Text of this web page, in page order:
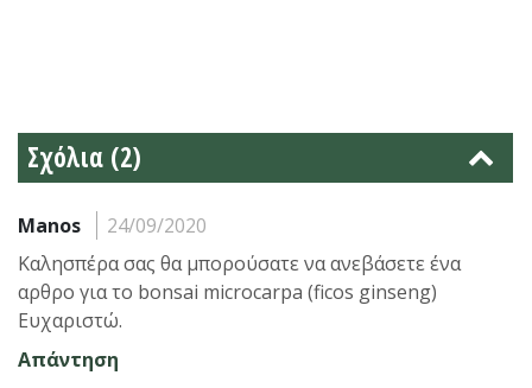
Σχόλια (2)
Manos
24/09/2020
Καλησπέρα σας θα μπορούσατε να ανεβάσετε ένα
αρθρο για το bonsai microcarpa (ficos ginseng)
Ευχαριστώ.
Απάντηση